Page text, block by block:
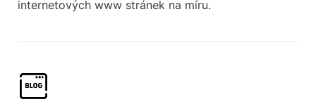
internetových www stránek na míru.